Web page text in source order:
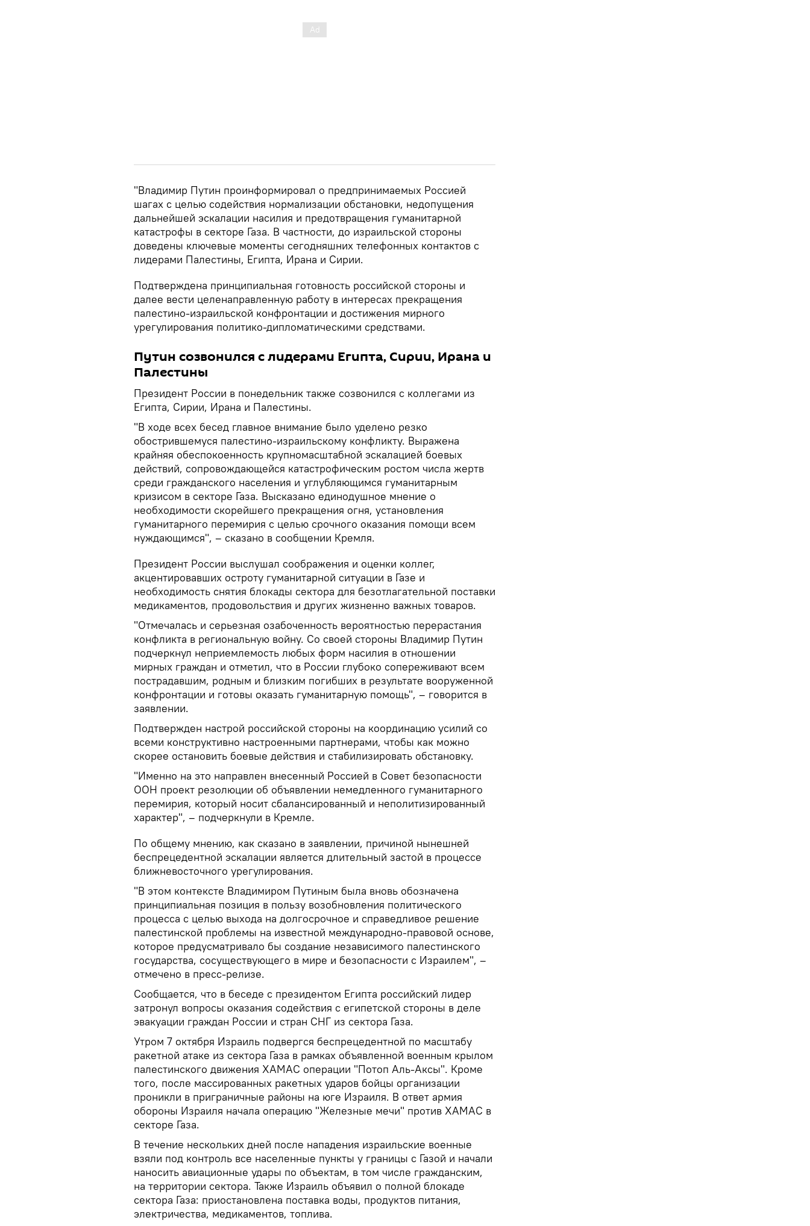
"Владимир Путин проинформировал о предпринимаемых Россией
шагах с целью содействия нормализации обстановки, недопущения
дальнейшей эскалации насилия и предотвращения гуманитарной
катастрофы в секторе Газа. В частности, до израильской стороны
доведены ключевые моменты сегодняшних телефонных контактов с
лидерами Палестины, Египта, Ирана и Сирии.
Подтверждена принципиальная готовность российской стороны и
далее вести целенаправленную работу в интересах прекращения
палестино-израильской конфронтации и достижения мирного
урегулирования политико-дипломатическими средствами.
Путин созвонился с лидерами Египта, Сирии, Ирана и
Палестины
Президент России в понедельник также созвонился с коллегами из
Египта, Сирии, Ирана и Палестины.
"В ходе всех бесед главное внимание было уделено резко
обострившемуся палестино-израильскому конфликту. Выражена
крайняя обеспокоенность крупномасштабной эскалацией боевых
действий, сопровождающейся катастрофическим ростом числа жертв
среди гражданского населения и углубляющимся гуманитарным
кризисом в секторе Газа. Высказано единодушное мнение о
необходимости скорейшего прекращения огня, установления
гуманитарного перемирия с целью срочного оказания помощи всем
нуждающимся", – сказано в сообщении Кремля.
Президент России выслушал соображения и оценки коллег,
акцентировавших остроту гуманитарной ситуации в Газе и
необходимость снятия блокады сектора для безотлагательной поставки
медикаментов, продовольствия и других жизненно важных товаров.
"Отмечалась и серьезная озабоченность вероятностью перерастания
конфликта в региональную войну. Со своей стороны Владимир Путин
подчеркнул неприемлемость любых форм насилия в отношении
мирных граждан и отметил, что в России глубоко сопереживают всем
пострадавшим, родным и близким погибших в результате вооруженной
конфронтации и готовы оказать гуманитарную помощь", – говорится в
заявлении.
Подтвержден настрой российской стороны на координацию усилий со
всеми конструктивно настроенными партнерами, чтобы как можно
скорее остановить боевые действия и стабилизировать обстановку.
"Именно на это направлен внесенный Россией в Совет безопасности
ООН проект резолюции об объявлении немедленного гуманитарного
перемирия, который носит сбалансированный и неполитизированный
характер", – подчеркнули в Кремле.
По общему мнению, как сказано в заявлении, причиной нынешней
беспрецедентной эскалации является длительный застой в процессе
ближневосточного урегулирования.
"В этом контексте Владимиром Путиным была вновь обозначена
принципиальная позиция в пользу возобновления политического
процесса с целью выхода на долгосрочное и справедливое решение
палестинской проблемы на известной международно-правовой основе,
которое предусматривало бы создание независимого палестинского
государства, сосуществующего в мире и безопасности с Израилем", –
отмечено в пресс-релизе.
Сообщается, что в беседе с президентом Египта российский лидер
затронул вопросы оказания содействия с египетской стороны в деле
эвакуации граждан России и стран СНГ из сектора Газа.
Утром 7 октября Израиль подвергся беспрецедентной по масштабу
ракетной атаке из сектора Газа в рамках объявленной военным крылом
палестинского движения ХАМАС операции "Потоп Аль-Аксы". Кроме
того, после массированных ракетных ударов бойцы организации
проникли в приграничные районы на юге Израиля. В ответ армия
обороны Израиля начала операцию "Железные мечи" против ХАМАС в
секторе Газа.
В течение нескольких дней после нападения израильские военные
взяли под контроль все населенные пункты у границы с Газой и начали
наносить авиационные удары по объектам, в том числе гражданским,
на территории сектора. Также Израиль объявил о полной блокаде
сектора Газа: приостановлена поставка воды, продуктов питания,
электричества, медикаментов, топлива.